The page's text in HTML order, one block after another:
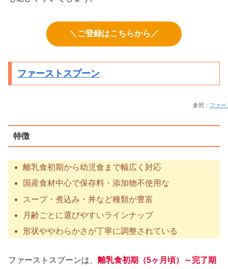
＼ご登録はこちらから／
ファーストスプーン
参照： ファー
特徴
離乳食初期から幼児食まで幅広く対応
国産食材中心で保存料・添加物不使用な
スープ・煮込み・丼など種類が豊富
月齢ごとに選びやすいラインナップ
形状ややわらかさが丁寧に調整されている
ファーストスプーンは、 離乳食初期（5ヶ月頃）～完了期